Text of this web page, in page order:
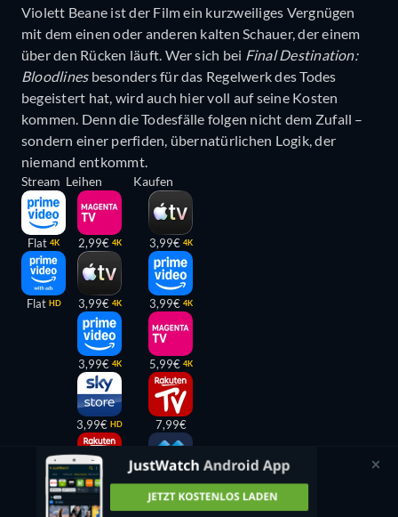
Violett Beane ist der Film ein kurzweiliges Vergnügen
mit dem einen oder anderen kalten Schauer, der einem
über den Rücken läuft. Wer sich bei Final Destination:
Bloodlinesbesonders für das Regelwerk des Todes
begeistert hat, wird auch hier voll auf seine Kosten
kommen. Denn die Todesfälle folgen nicht dem Zufall –
sondern einer perfiden, übernatürlichen Logik, der
niemand entkommt.
Stream
Flat 4K
Flat HD
Leihen
2,99€ 4K
3,99€ 4K
3,99€ 4K
3,99€ HD
3,99€ HD
Kaufen
3,99€ 4K
3,99€ 4K
5,99€ 4K
7,99€
8,99€ HD